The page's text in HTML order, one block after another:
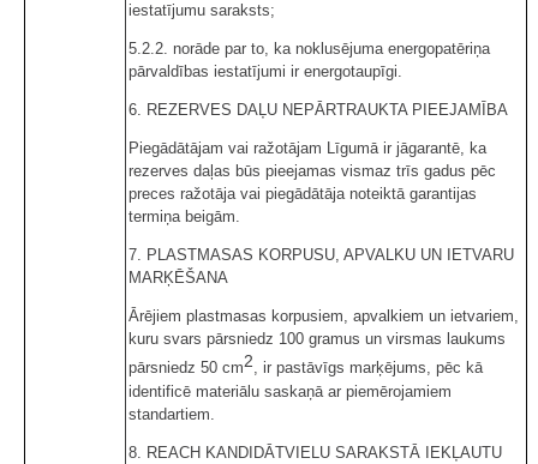
iestatījumu saraksts;
5.2.2. norāde par to, ka noklusējuma energopatēriņa
pārvaldības iestatījumi ir energotaupīgi.
6. REZERVES DAĻU NEPĀRTRAUKTA PIEEJAMĪBA
Piegādātājam vai ražotājam Līgumā ir jāgarantē, ka
rezerves daļas būs pieejamas vismaz trīs gadus pēc
preces ražotāja vai piegādātāja noteiktā garantijas
termiņa beigām.
7. PLASTMASAS KORPUSU, APVALKU UN IETVARU
MARĶĒŠANA
Ārējiem plastmasas korpusiem, apvalkiem un ietvariem,
kuru svars pārsniedz 100 gramus un virsmas laukums
pārsniedz 50 cm2, ir pastāvīgs marķējums, pēc kā
identificē materiālu saskaņā ar piemērojamiem
standartiem.
8. REACH KANDIDĀTVIELU SARAKSTĀ IEKĻAUTU